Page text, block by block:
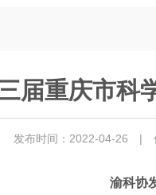
届重庆市科
发布时间：2022-04-26 |
渝科协